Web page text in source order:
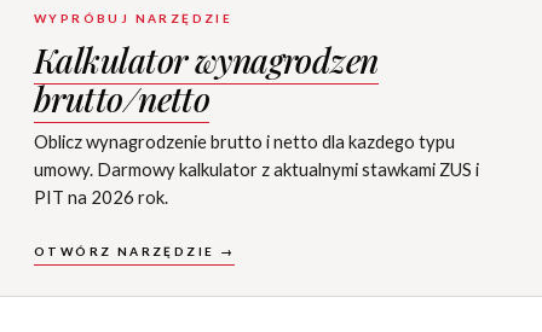
WYPRÓBUJ NARZĘDZIE
Kalkulator wynagrodzen
brutto/netto
Oblicz wynagrodzenie brutto i netto dla kazdego typu
umowy. Darmowy kalkulator z aktualnymi stawkami ZUS i
PIT na 2026 rok.
OTWÓRZ NARZĘDZIE →